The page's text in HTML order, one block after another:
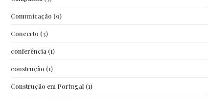
Comunicação (9)
Concerto (3)
conferência (1)
construção (1)
Construção em Portugal (1)